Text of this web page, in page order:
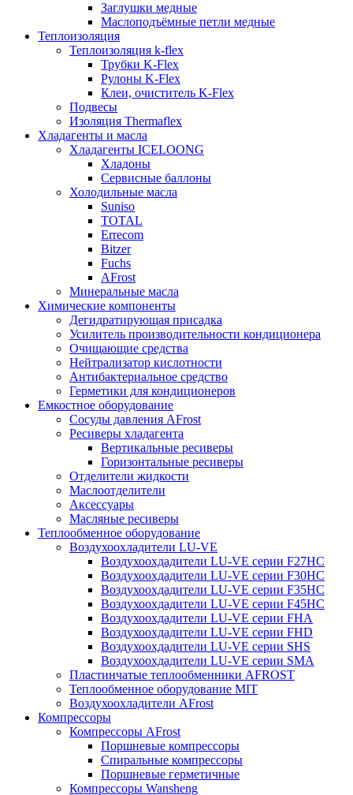
Заглушки медные
Маслоподъёмные петли медные
Теплоизоляция
Теплоизоляция k-flex
Трубки K-Flex
Рулоны K-Flex
Клеи, очиститель K-Flex
Подвесы
Изоляция Thermaflex
Хладагенты и масла
Хладагенты ICELOONG
Хладоны
Сервисные баллоны
Холодильные масла
Suniso
TOTAL
Errecom
Bitzer
Fuchs
AFrost
Минеральные масла
Химические компоненты
Дегидратирующая присадка
Усилитель производительности кондиционера
Очищающие средства
Нейтрализатор кислотности
Антибактериальное средство
Герметики для кондиционеров
Емкостное оборудование
Сосуды давления AFrost
Ресиверы хладагента
Вертикальные ресиверы
Горизонтальные ресиверы
Отделители жидкости
Маслоотделители
Аксессуары
Масляные ресиверы
Теплообменное оборудование
Воздухоохладители LU-VE
Воздухоохдадители LU-VE серии F27HC
Воздухоохдадители LU-VE серии F30HC
Воздухоохдадители LU-VE серии F35HC
Воздухоохдадители LU-VE серии F45HC
Воздухоохдадители LU-VE серии FHA
Воздухоохдадители LU-VE серии FHD
Воздухоохдадители LU-VE серии SHS
Воздухоохдадители LU-VE серии SMA
Пластинчатые теплообменники AFROST
Теплообменное оборудование MIT
Воздухоохладители AFrost
Компрессоры
Компрессоры AFrost
Поршневые компрессоры
Спиральные компрессоры
Поршневые герметичные
Компрессоры Wansheng